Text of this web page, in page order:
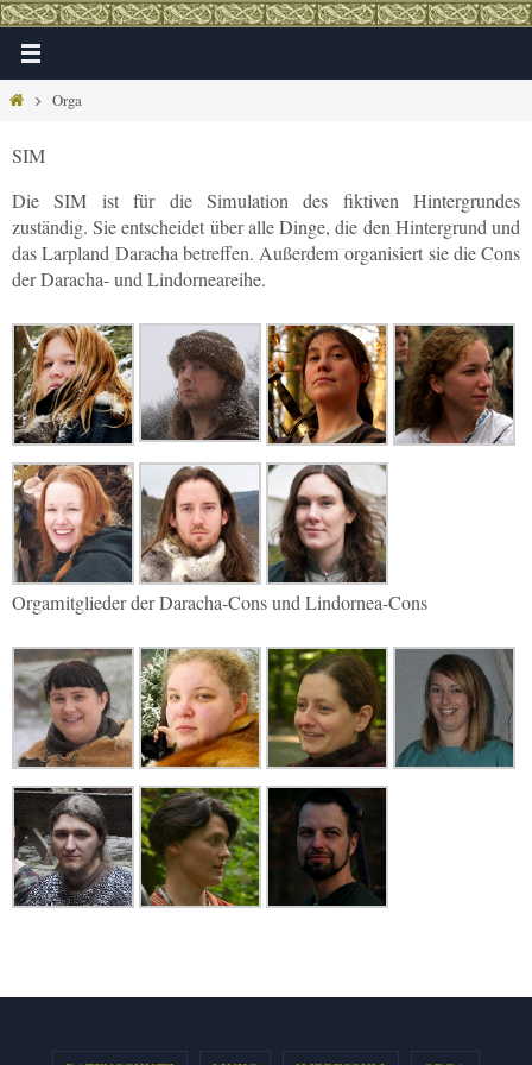
Zum
Inhalt
springen
HomeOrga
SIM
Die SIM ist für die Simulation des fiktiven Hintergrundes
zuständig. Sie entscheidet über alle Dinge, die den Hintergrund und
das Larpland Daracha betreffen. Außerdem organisiert sie die Cons
der Daracha- und Lindorneareihe.
Orgamitglieder der Daracha-Cons und Lindornea-Cons